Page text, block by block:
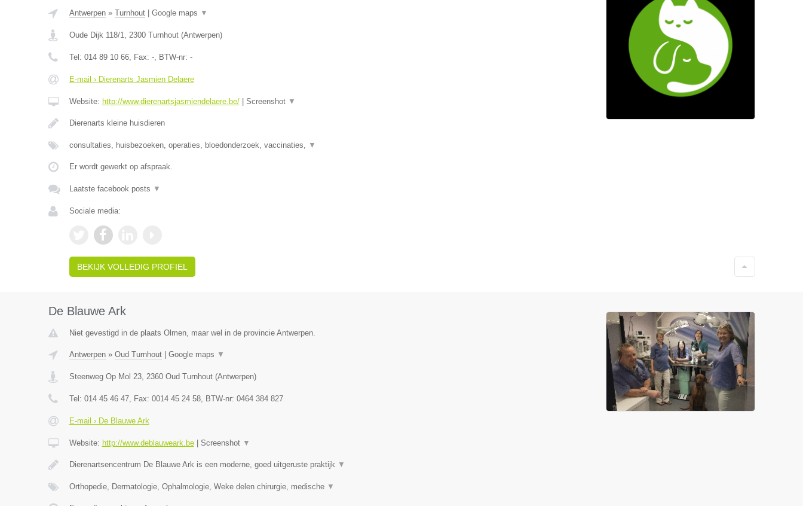
Antwerpen» Turnhout| Google maps ▼
Oude Dijk 118/1, 2300 Turnhout(Antwerpen)
Tel: 014 89 10 66, Fax: -, BTW-nr: -
E-mail › Dierenarts Jasmien Delaere
Website: http://www.dierenartsjasmiendelaere.be/| Screenshot ▼
Dierenarts kleine huisdieren
consultaties, huisbezoeken, operaties, bloedonderzoek, vaccinaties, ▼
Er wordt gewerkt op afspraak.
Laatste facebook posts ▼
Sociale media:
BEKIJK VOLLEDIG PROFIEL
De Blauwe Ark
Niet gevestigd in de plaats Olmen, maar wel in de provincie Antwerpen.
Antwerpen» Oud Turnhout| Google maps ▼
Steenweg Op Mol 23, 2360 Oud Turnhout(Antwerpen)
Tel: 014 45 46 47, Fax: 0014 45 24 58, BTW-nr: 0464 384 827
E-mail › De Blauwe Ark
Website: http://www.deblauweark.be| Screenshot ▼
Dierenartsencentrum De Blauwe Ark is een moderne, goed uitgeruste praktijk ▼
Orthopedie, Dermatologie, Ophalmologie, Weke delen chirurgie, medische ▼